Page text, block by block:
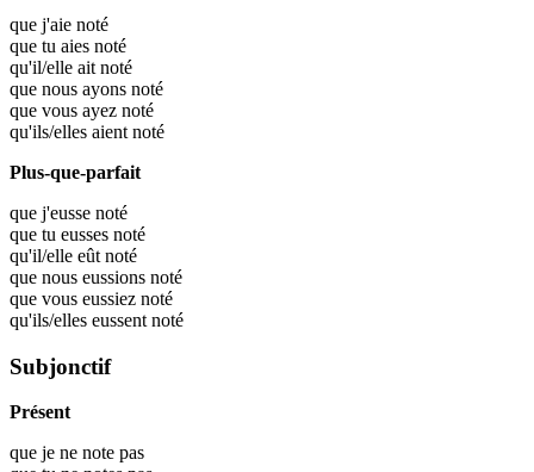
que j'aie noté
que tu aies noté
qu'il/elle ait noté
que nous ayons noté
que vous ayez noté
qu'ils/elles aient noté
Plus-que-parfait
que j'eusse noté
que tu eusses noté
qu'il/elle eût noté
que nous eussions noté
que vous eussiez noté
qu'ils/elles eussent noté
Subjonctif
Présent
que je ne note pas